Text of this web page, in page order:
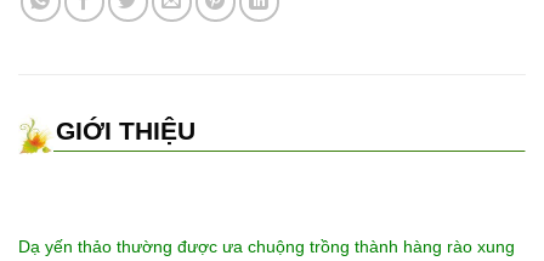
GIỚI THIỆU
Dạ yến thảo thường được ưa chuộng trồng thành hàng rào xung